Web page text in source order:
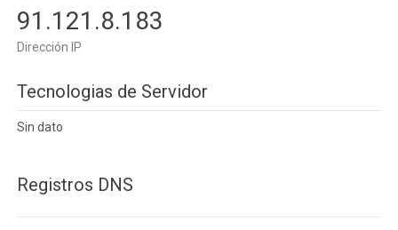
91.121.8.183
Dirección IP
Tecnologias de Servidor
Sin dato
Registros DNS